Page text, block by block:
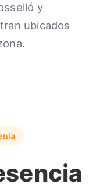
y
ubicados